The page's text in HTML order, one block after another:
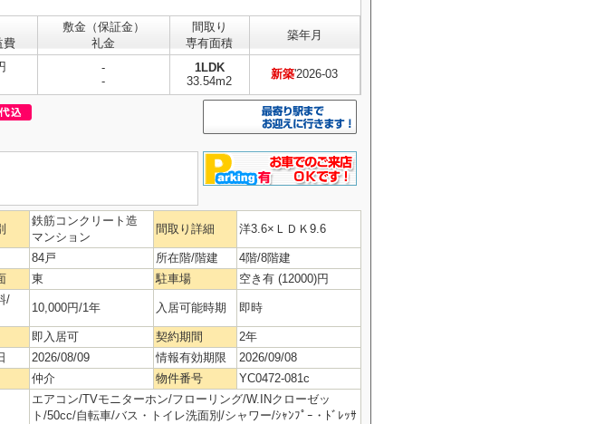
費
敷金（保証金）
礼金
間取り
専有面積
築年月
-
-
1LDK
33.54m2
新築'2026-03
鉄筋コンクリート造
マンション
間取り詳細 洋3.6×ＬＤＫ9.6
84戸 所在階/階建
4階/8階建
東 駐車場
空き有 (12000)円
/
10,000円/1年 入居可能時期 即時
即入居可 契約期間
2年
2026/08/09 情報有効期限
2026/09/08
仲介 物件番号 YC0472-081c
エアコン/TVモニターホン/フローリング/W.INクローゼッ
ト/50cc/自転車/バス・トイレ洗面別/シャワー/ｼｬﾝﾌﾟｰ・ﾄﾞﾚｯｻ